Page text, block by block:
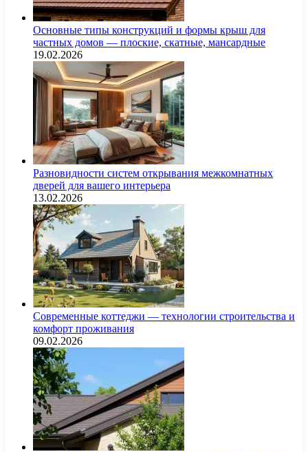
Основные типы конструкций и формы крыш для
частных домов — плоские, скатные, мансардные
19.02.2026
Разновидности систем открывания межкомнатных
дверей для вашего интерьера
13.02.2026
Современные коттеджи — технологии строительства и
комфорт проживания
09.02.2026